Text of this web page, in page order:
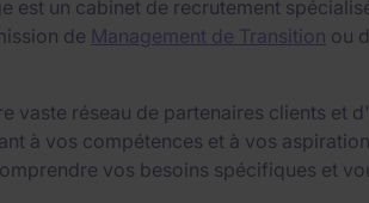
est un cabinet de recrutement
de Management de Transition ou
vaste réseau de partenaires clients et
à vos compétences et à vos
vos besoins spécifiques et